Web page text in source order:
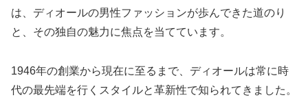
は、ディオールの男性ファッションが歩んできた道のり
と、その独自の魅力に焦点を当てています。
1946年の創業から現在に至るまで、ディオールは常に時
代の最先端を行くスタイルと革新性で知られてきました。